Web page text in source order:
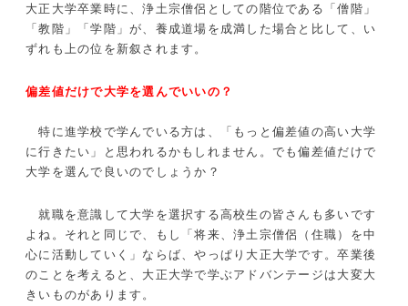
大正大学卒業時に、浄土宗僧侶としての階位である「僧階」
「教階」「学階」が、養成道場を成満した場合と比して、い
ずれも上の位を新叙されます。
偏差値だけで大学を選んでいいの？
特に進学校で学んでいる方は、「もっと偏差値の高い大学
に行きたい」と思われるかもしれません。でも偏差値だけで
大学を選んで良いのでしょうか？
就職を意識して大学を選択する高校生の皆さんも多いです
よね。それと同じで、もし「将来、浄土宗僧侶（住職）を中
心に活動していく」ならば、やっぱり大正大学です。卒業後
のことを考えると、大正大学で学ぶアドバンテージは大変大
きいものがあります。